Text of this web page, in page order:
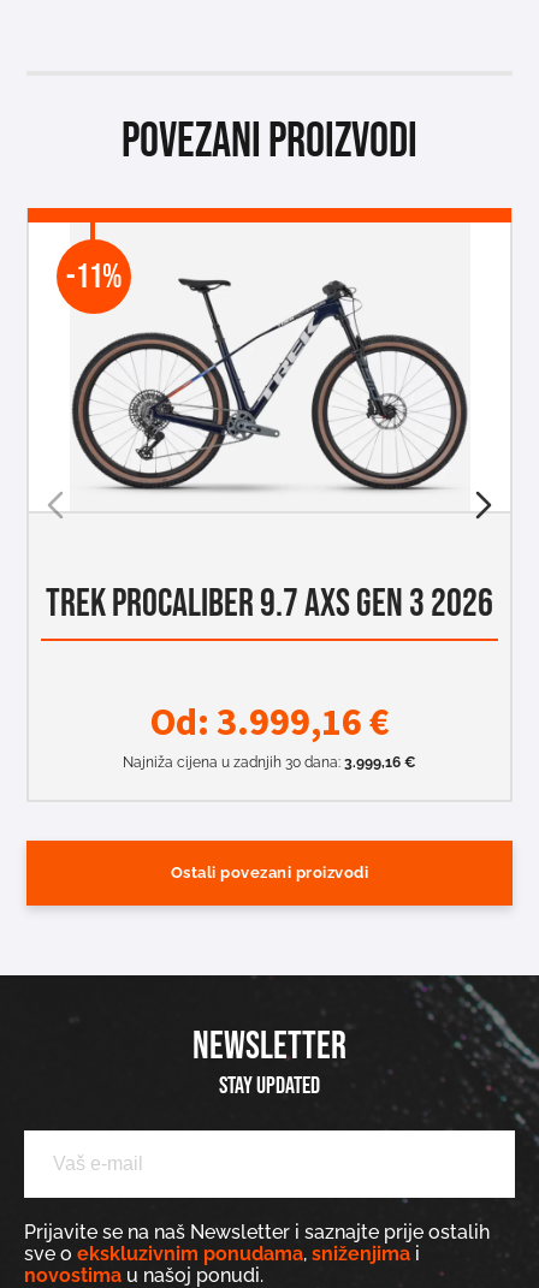
Povezani proizvodi
-11%
TREK PROCALIBER 9.7 AXS GEN 3 2026
Od:3.999,16€
Najniža cijena u zadnjih 30 dana: 3.999,16 €
Ostali povezani proizvodi
NEWSLETTER
Stay updated
Prijavite se na naš Newsletter i saznajte prije ostalih
sve o ekskluzivnim ponudama, sniženjima i
novostima u našoj ponudi.